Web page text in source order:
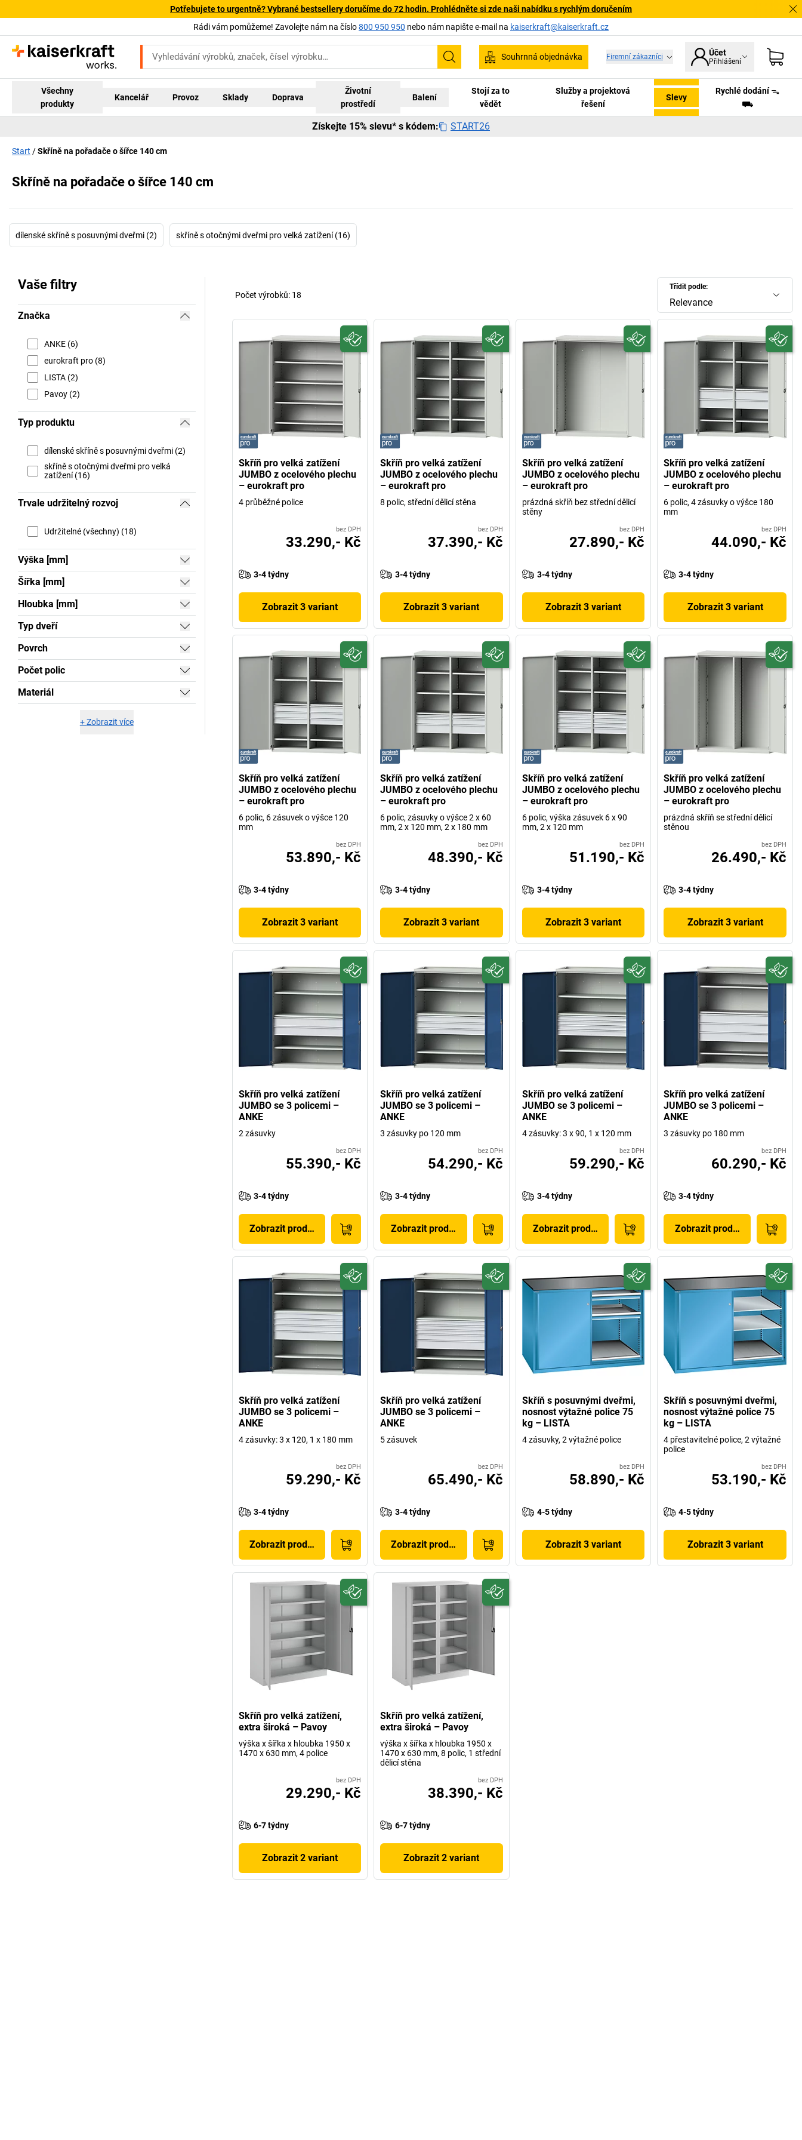
Potřebujete to urgentně? Vybrané bestsellery doručíme do 72 hodin. Prohlédněte si zde naši nabídku s rychlým doručením
Rádi vám pomůžeme! Zavolejte nám na číslo800 950 950 nebo nám napište e-mail na kaiserkraft@kaiserkraft.cz
Hledání
Souhrnná objednávka Firemní zákazníci Účet
Přihlášení
Všechny
produkty
Kancelář Provoz Sklady Doprava
Životní
prostředí
Balení
Stojí za to
vědět
Služby a projektová
řešení
Slevy
Rychlé dodání ᯓ
⛟
Získejte 15% slevu* s kódem: START26
Start Skříně na pořadače o šířce 140 cm
Skříně na pořadače o šířce 140 cm
dílenské skříně s posuvnými dveřmi (2) skříně s otočnými dveřmi pro velká zatížení (16)
Vaše filtry
Značka
ANKE (6)
eurokraft pro (8)
LISTA (2)
Pavoy (2)
Typ produktu
dílenské skříně s posuvnými dveřmi (2)
skříně s otočnými dveřmi pro velká
zatížení (16)
Trvale udržitelný rozvoj
Udržitelné (všechny) (18)
Výška [mm]
Šířka [mm]
Hloubka [mm]
Typ dveří
Povrch
Počet polic
Materiál
+Zobrazit více
Třídit podle:
Relevance
Počet výrobků: 18
Skříň pro velká zatížení
JUMBO z ocelového plechu
– eurokraft pro
4 průběžné police
bez DPH
33.290,- Kč
3-4 týdny
Zobrazit 3 variant
Skříň pro velká zatížení
JUMBO z ocelového plechu
– eurokraft pro
8 polic, střední dělicí stěna
bez DPH
37.390,- Kč
3-4 týdny
Zobrazit 3 variant
Skříň pro velká zatížení
JUMBO z ocelového plechu
– eurokraft pro
prázdná skříň bez střední dělicí
stěny
bez DPH
27.890,- Kč
3-4 týdny
Zobrazit 3 variant
Skříň pro velká zatížení
JUMBO z ocelového plechu
– eurokraft pro
6 polic, 4 zásuvky o výšce 180
mm
bez DPH
44.090,- Kč
3-4 týdny
Zobrazit 3 variant
Skříň pro velká zatížení
JUMBO z ocelového plechu
– eurokraft pro
6 polic, 6 zásuvek o výšce 120
mm
bez DPH
53.890,- Kč
3-4 týdny
Zobrazit 3 variant
Skříň pro velká zatížení
JUMBO z ocelového plechu
– eurokraft pro
6 polic, zásuvky o výšce 2 x 60
mm, 2 x 120 mm, 2 x 180 mm
bez DPH
48.390,- Kč
3-4 týdny
Zobrazit 3 variant
Skříň pro velká zatížení
JUMBO z ocelového plechu
– eurokraft pro
6 polic, výška zásuvek 6 x 90
mm, 2 x 120 mm
bez DPH
51.190,- Kč
3-4 týdny
Zobrazit 3 variant
Skříň pro velká zatížení
JUMBO z ocelového plechu
– eurokraft pro
prázdná skříň se střední dělicí
stěnou
bez DPH
26.490,- Kč
3-4 týdny
Zobrazit 3 variant
Skříň pro velká zatížení
JUMBO se 3 policemi –
ANKE
2 zásuvky
bez DPH
55.390,- Kč
3-4 týdny
Zobrazit produkt
Skříň pro velká zatížení
JUMBO se 3 policemi –
ANKE
3 zásuvky po 120 mm
bez DPH
54.290,- Kč
3-4 týdny
Zobrazit produkt
Skříň pro velká zatížení
JUMBO se 3 policemi –
ANKE
4 zásuvky: 3 x 90, 1 x 120 mm
bez DPH
59.290,- Kč
3-4 týdny
Zobrazit produkt
Skříň pro velká zatížení
JUMBO se 3 policemi –
ANKE
3 zásuvky po 180 mm
bez DPH
60.290,- Kč
3-4 týdny
Zobrazit produkt
Skříň pro velká zatížení
JUMBO se 3 policemi –
ANKE
4 zásuvky: 3 x 120, 1 x 180 mm
bez DPH
59.290,- Kč
3-4 týdny
Zobrazit produkt
Skříň pro velká zatížení
JUMBO se 3 policemi –
ANKE
5 zásuvek
bez DPH
65.490,- Kč
3-4 týdny
Zobrazit produkt
Skříň s posuvnými dveřmi,
nosnost výtažné police 75
kg – LISTA
4 zásuvky, 2 výtažné police
bez DPH
58.890,- Kč
4-5 týdny
Zobrazit 3 variant
Skříň s posuvnými dveřmi,
nosnost výtažné police 75
kg – LISTA
4 přestavitelné police, 2 výtažné
police
bez DPH
53.190,- Kč
4-5 týdny
Zobrazit 3 variant
Skříň pro velká zatížení,
extra široká – Pavoy
výška x šířka x hloubka 1950 x
1470 x 630 mm, 4 police
bez DPH
29.290,- Kč
6-7 týdny
Zobrazit 2 variant
Skříň pro velká zatížení,
extra široká – Pavoy
výška x šířka x hloubka 1950 x
1470 x 630 mm, 8 polic, 1 střední
dělicí stěna
bez DPH
38.390,- Kč
6-7 týdny
Zobrazit 2 variant